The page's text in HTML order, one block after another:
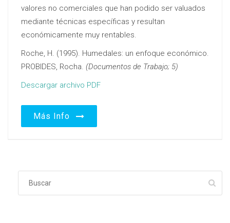
valores no comerciales que han podido ser valuados
mediante técnicas específicas y resultan
económicamente muy rentables.
Roche, H. (1995). Humedales: un enfoque económico.
PROBIDES, Rocha. (Documentos de Trabajo; 5)
Descargar archivo PDF
Más Info